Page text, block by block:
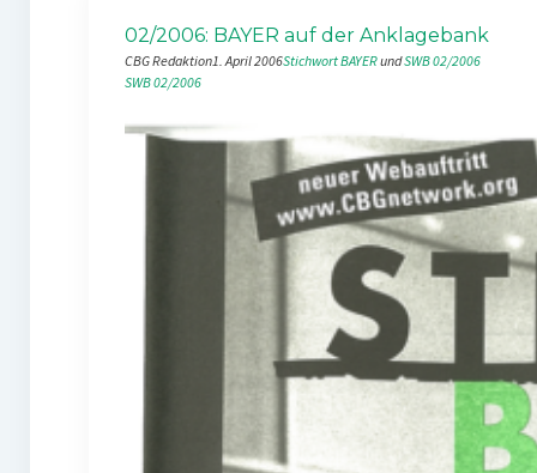
02/2006: BAYER auf der Anklagebank
CBG Redaktion1. April 2006Stichwort BAYER und SWB 02/2006
SWB 02/2006